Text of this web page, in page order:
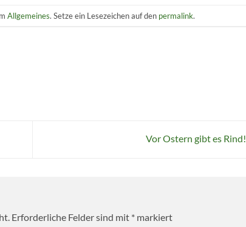
Allgemeines. Setze ein Lesezeichen auf den permalink.
Vor Ostern gibt es Rind!
Erforderliche Felder sind mit * markiert